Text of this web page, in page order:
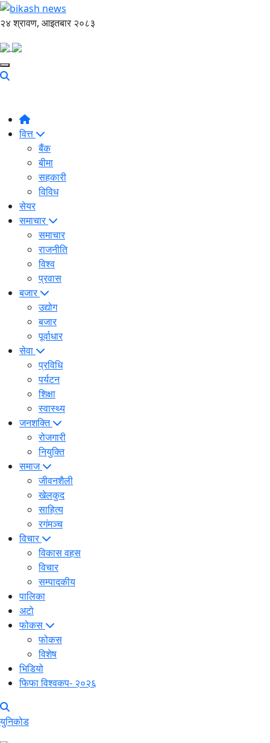
२४ श्रावण, आइतबार २०८३
वित्त
बैंक
बीमा
सहकारी
विविध
सेयर
समाचार
समाचार
राजनीति
विश्व
प्रवास
बजार
उद्योग
बजार
पूर्वाधार
सेवा
प्रविधि
पर्यटन
शिक्षा
स्वास्थ्य
जनशक्ति
रोजगारी
नियुक्ति
समाज
जीवनशैली
खेलकुद
साहित्य
रगंमञ्च
विचार
विकास वहस
विचार
सम्पादकीय
पालिका
अटो
फोकस
फोकस
विशेष
भिडियो
फिफा विश्वकप- २०२६
युनिकोड